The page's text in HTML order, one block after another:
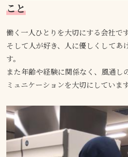
こと
働く一人ひとりを大切にする会社です
そして人が好き、人に優しくしてあ
す。
また年齢や経験に関係なく、風通し
ミュニケーションを大切にしています